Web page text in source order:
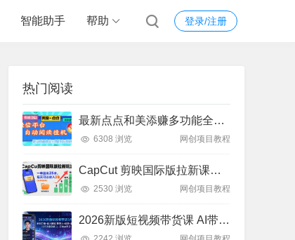
登录/注册
智能助手 帮助
热门阅读
最新点点和美添赚多功能全自动挂机项目，单机一天5-10米 多号多撸【永久脚本+使用教程]
6308 浏览 网创项目教程
CapCut 剪映国际版拉新课：亲测日入 3 张 + 附教程
2530 浏览 网创项目教程
2026新版短视频带货课 AI带货+数字人+多赛道实操教程